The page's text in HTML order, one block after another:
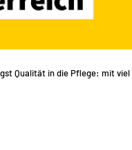
Qualität in die Pflege: mit